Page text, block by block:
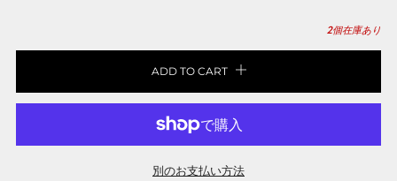
2個在庫あり
ADD TO CART
別のお支払い方法